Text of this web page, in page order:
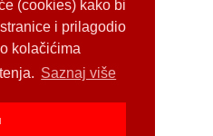
(cookies) kako bi
i prilagodio
kolačićima
Saznaj više